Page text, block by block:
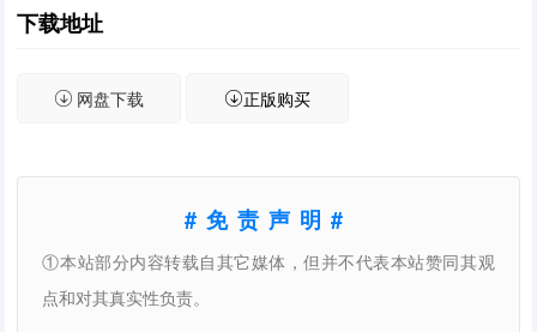
下载地址
网盘下载 正版购买
#免责声明#
①本站部分内容转载自其它媒体，但并不代表本站赞同其观
点和对其真实性负责。